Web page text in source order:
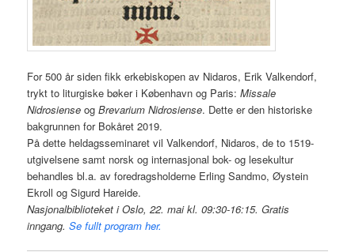
For 500 år siden fikk erkebiskopen av Nidaros, Erik Valkendorf,
trykt to liturgiske bøker i København og Paris:Missale
Nidrosiense ogBrevarium Nidrosiense. Dette er den historiske
bakgrunnen for Bokåret 2019.
På dette heldagsseminaret vil Valkendorf, Nidaros, de to 1519-
utgivelsene samt norsk og internasjonal bok- og lesekultur
behandles bl.a. av foredragsholderne Erling Sandmo, Øystein
Ekroll og Sigurd Hareide.
Nasjonalbiblioteket i Oslo, 22. mai kl. 09:30-16:15. Gratis
inngang.Se fullt program her.